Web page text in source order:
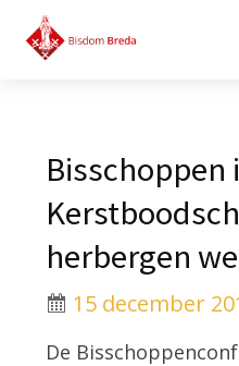
Bisschoppen
herbergen
15 december
De